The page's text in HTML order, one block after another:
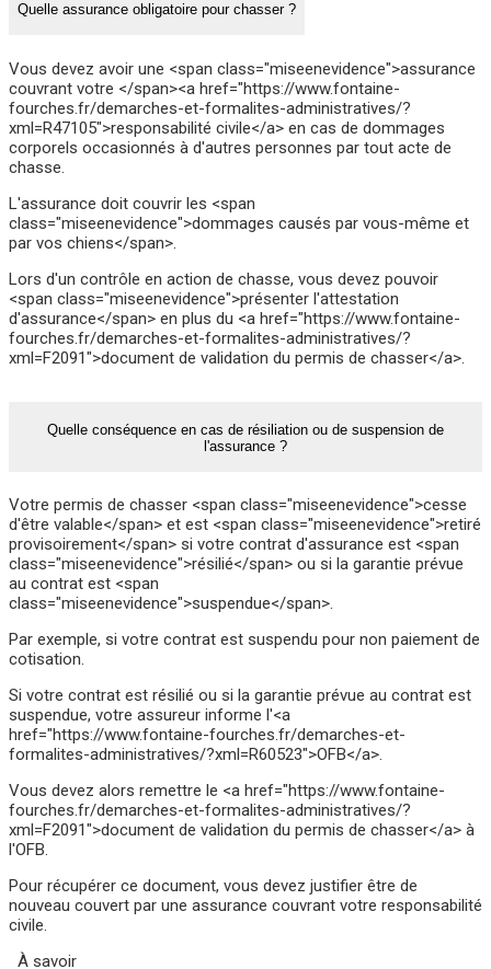
Quelle assurance obligatoire pour chasser ?
Vous devez avoir une <span class="miseenevidence">assurance
couvrant votre </span><a href="https://www.fontaine-
fourches.fr/demarches-et-formalites-administratives/?
xml=R47105">responsabilité civile</a> en cas de dommages
corporels occasionnés à d'autres personnes par tout acte de
chasse.
L'assurance doit couvrir les <span
class="miseenevidence">dommages causés par vous-même et
par vos chiens</span>.
Lors d'un contrôle en action de chasse, vous devez pouvoir
<span class="miseenevidence">présenter l'attestation
d'assurance</span> en plus du <a href="https://www.fontaine-
fourches.fr/demarches-et-formalites-administratives/?
xml=F2091">document de validation du permis de chasser</a>.
Quelle conséquence en cas de résiliation ou de suspension de
l'assurance ?
Votre permis de chasser <span class="miseenevidence">cesse
d'être valable</span> et est <span class="miseenevidence">retiré
provisoirement</span> si votre contrat d'assurance est <span
class="miseenevidence">résilié</span> ou si la garantie prévue
au contrat est <span
class="miseenevidence">suspendue</span>.
Par exemple, si votre contrat est suspendu pour non paiement de
cotisation.
Si votre contrat est résilié ou si la garantie prévue au contrat est
suspendue, votre assureur informe l'<a
href="https://www.fontaine-fourches.fr/demarches-et-
formalites-administratives/?xml=R60523">OFB</a>.
Vous devez alors remettre le <a href="https://www.fontaine-
fourches.fr/demarches-et-formalites-administratives/?
xml=F2091">document de validation du permis de chasser</a> à
l'OFB.
Pour récupérer ce document, vous devez justifier être de
nouveau couvert par une assurance couvrant votre responsabilité
civile.
À savoir